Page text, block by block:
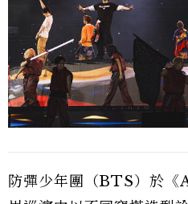
防彈少年團（BTS）於